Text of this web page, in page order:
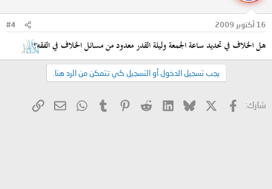
16 أكتوبر 2009 #4
هل الخلاف في تحديد ساعة الجمعة وليلة القدر معدود من مسائل الخلاف في الفقه؟
يجب تسجيل الدخول أو التسجيل كي تتمكن من الرد هنا.
شارك: فيسبوك Bluesky
LinkedIn
Reddit
Pinterest
Tumblr
WhatsApp
البريد